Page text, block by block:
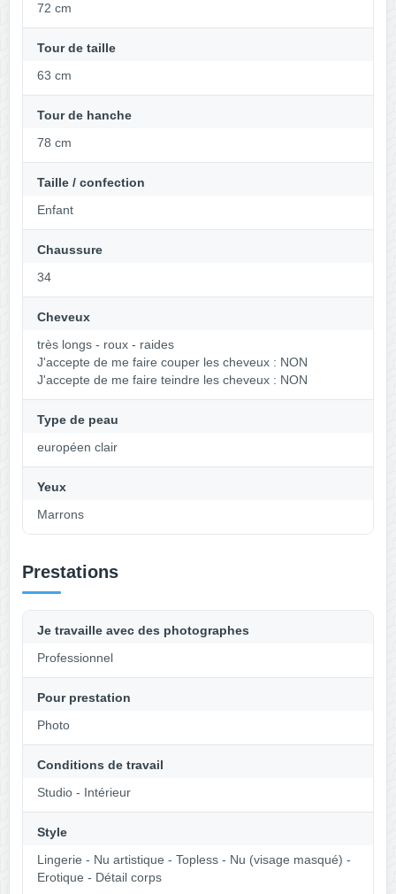
72 cm
Tour de taille
63 cm
Tour de hanche
78 cm
Taille / confection
Enfant
Chaussure
34
Cheveux
très longs - roux - raides
J'accepte de me faire couper les cheveux : NON
J'accepte de me faire teindre les cheveux : NON
Type de peau
européen clair
Yeux
Marrons
Prestations
Je travaille avec des photographes
Professionnel
Pour prestation
Photo
Conditions de travail
Studio - Intérieur
Style
Lingerie - Nu artistique - Topless - Nu (visage masqué) -
Erotique - Détail corps